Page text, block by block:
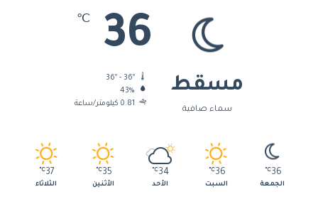
مسقط
سماء صافية
36
℃
43%
0.81 كيلومتر/ساعة
36
℃
الجمعة
36
℃
السبت
34
℃
الأحد
35
℃
الأثنين
37
℃
الثلاثاء